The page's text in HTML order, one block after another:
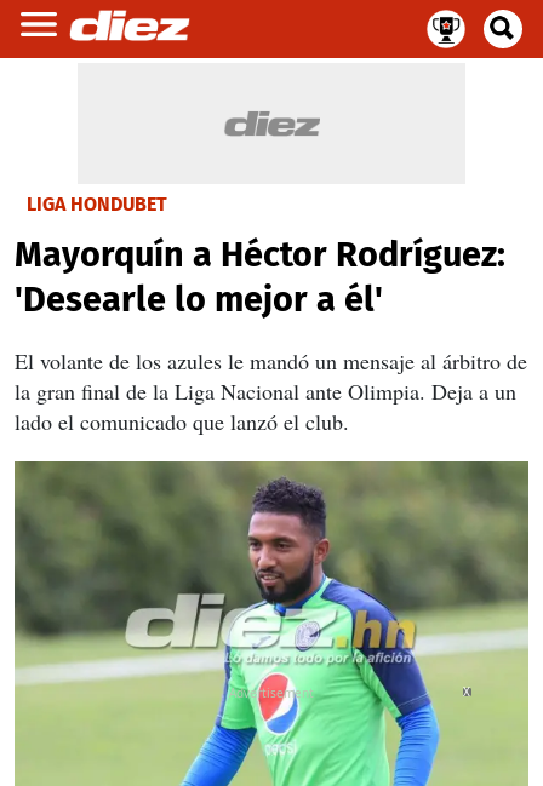
LIGA HONDUBET
Mayorquín a Héctor Rodríguez:
'Desearle lo mejor a él'
El volante de los azules le mandó un mensaje al árbitro de
la gran final de la Liga Nacional ante Olimpia. Deja a un
lado el comunicado que lanzó el club.
X